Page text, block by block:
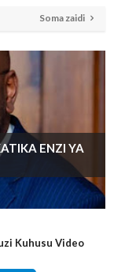
Soma zaidi
ENZI YA
Kuhusu Video